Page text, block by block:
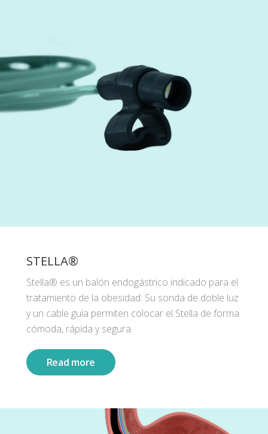
STELLA®
Stella® es un balón endogástrico indicado para el
tratamiento de la obesidad. Su sonda de doble luz
y un cable guía permiten colocar el Stella de forma
cómoda, rápida y segura.
Read more